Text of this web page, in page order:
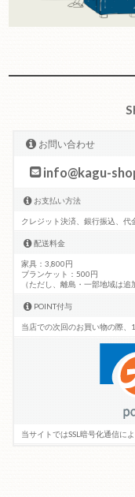
お問い合わせ
info@kagu-
お支払い方法
クレジット決済、銀行振込、代
配送料金
家具：3,800円
ブランケット：500円
（ただし、離島・一部地域は
POINT付与
当店での次回のお買い物の際、
当サイトではSSL暗号化通信に